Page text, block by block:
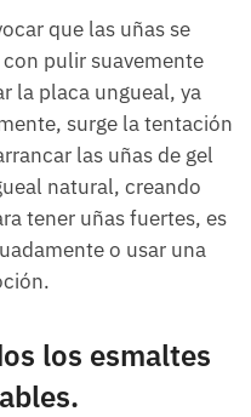
que las uñas se
pulir suavemente
la placa ungueal, ya
surge la tentación
las uñas de gel
natural, creando
tener uñas fuertes, es
o usar una
los esmaltes